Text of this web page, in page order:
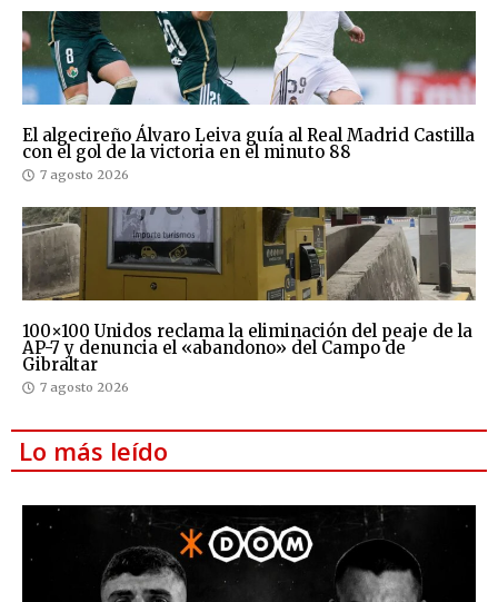
El algecireño Álvaro Leiva guía al Real Madrid Castilla
con el gol de la victoria en el minuto 88
7 agosto 2026
100×100 Unidos reclama la eliminación del peaje de la
AP-7 y denuncia el «abandono» del Campo de
Gibraltar
7 agosto 2026
Lo más leído